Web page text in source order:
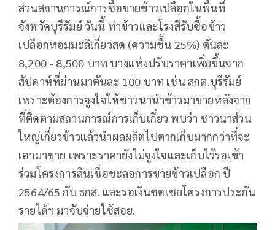
ส่วนสถานการณ์การซื้อขายข้าวเปลือกในพื้นที่
จังหวัดบุรีรัมย์ วันนี้ ท่าข้าวและโรงสีรับซื้อข้าว
เปลือกหอมมะลิเกี่ยวสด (ความชื้น 25%) ตันละ
8,200 - 8,500 บาท บางแห่งปรับราคาเพิ่มขึ้นจาก
สัปดาห์ที่ผ่านมาตันละ 100 บาท เช่น สกต.บุรีรัมย์
เพราะต้องการจูงใจให้ชาวนานำข้าวมาขายหลังจาก
ที่ติดตามสถานการณ์การเก็บเกี่ยว พบว่า ชาวนาส่วน
ใหญ่เกี่ยวข้าวแล้วนำผลผลิตไปตากเก็บมากกว่าที่จะ
เอามาขาย เพราะราคายังไม่จูงใจและเก็บไว้รอเข้า
ร่วมโครงการสินเชื่อชะลอการขายข้าวเปลือก ปี
2564/65 กับ ธกส. และรอเงินชดเชยโครงการประกัน
รายได้ฯ มาจับจ่ายใช้สอย.